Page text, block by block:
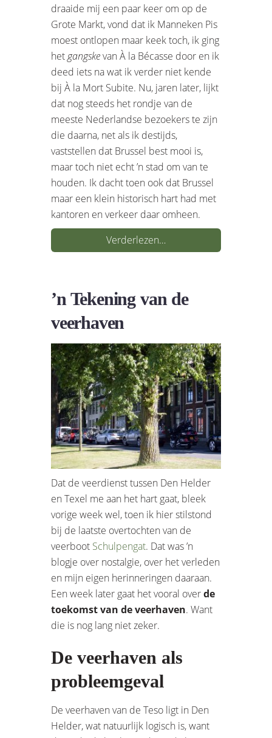
draaide mij een paar keer om op de
Grote Markt, vond dat ik Manneken Pis
moest ontlopen maar keek toch, ik ging
hetgangskevan À la Bécasse door en ik
deed iets na wat ik verder niet kende
bij À la Mort Subite. Nu, jaren later, lijkt
dat nog steeds het rondje van de
meeste Nederlandse bezoekers te zijn
die daarna, net als ik destijds,
vaststellen dat Brussel best mooi is,
maar toch niet echt ’n stad om van te
houden. Ik dacht toen ook dat Brussel
maar een klein historisch hart had met
kantoren en verkeer daar omheen.
Verderlezen…
’n Tekening van de
veerhaven
Dat de veerdienst tussen Den Helder
en Texel me aan het hart gaat, bleek
vorige week wel, toen ik hier stilstond
bij de laatste overtochten van de
veerboot Schulpengat. Dat was ’n
blogje over nostalgie, over het verleden
en mijn eigen herinneringen daaraan.
Een week later gaat het vooral overde
toekomst van de veerhaven. Want
die is nog lang niet zeker.
De veerhaven als
probleemgeval
De veerhaven van de Teso ligt in Den
Helder, wat natuurlijk logisch is, want